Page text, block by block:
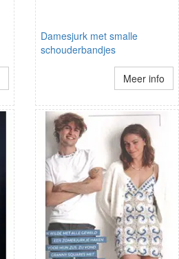
Damesjurk met smalle
schouderbandjes
Meer info